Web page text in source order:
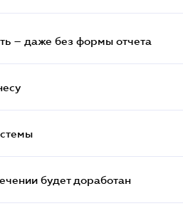
– даже без формы отчета
будет доработан